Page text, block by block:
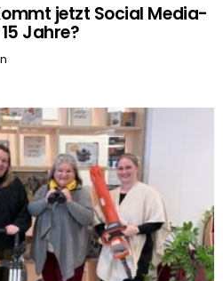
jetzt Social Media-
Jahre?